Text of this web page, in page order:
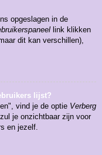
opgeslagen in de
link klikken
dit kan verschillen),
lijst?
vind je de optie Verberg
je onzichtbaar zijn voor
en jezelf.